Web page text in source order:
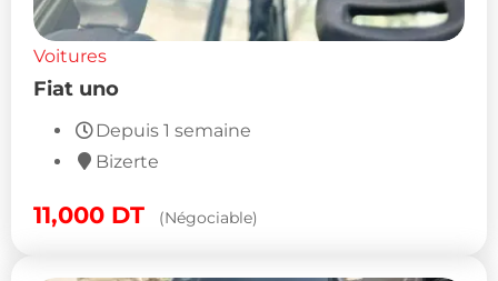
Voitures
Fiat uno
Depuis 1 semaine
Bizerte
11,000 DT (Négociable)